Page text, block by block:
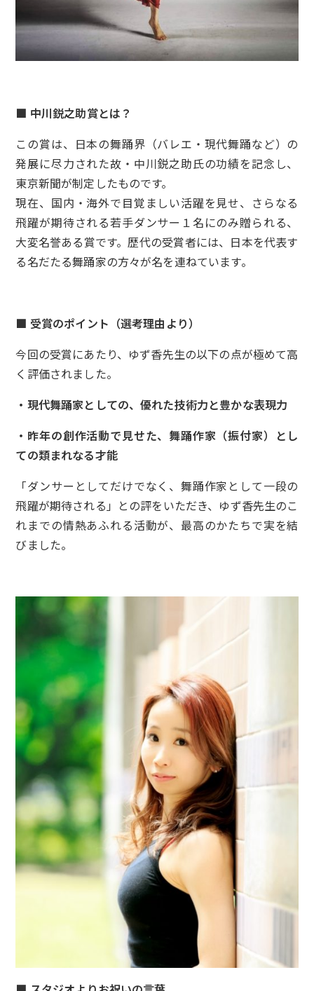
■ 中川鋭之助賞とは？
この賞は、日本の舞踊界（バレエ・現代舞踊など）の
発展に尽力された故・中川鋭之助氏の功績を記念し、
東京新聞が制定したものです。
現在、国内・海外で目覚ましい活躍を見せ、さらなる
飛躍が期待される若手ダンサー１名にのみ贈られる、
大変名誉ある賞です。歴代の受賞者には、日本を代表す
る名だたる舞踊家の方々が名を連ねています。
■ 受賞のポイント（選考理由より）
今回の受賞にあたり、ゆず香先生の以下の点が極めて高
く評価されました。
・現代舞踊家としての、優れた技術力と豊かな表現力
・昨年の創作活動で見せた、舞踊作家（振付家）とし
ての類まれなる才能
「ダンサーとしてだけでなく、舞踊作家として一段の
飛躍が期待される」との評をいただき、ゆず香先生のこ
れまでの情熱あふれる活動が、最高のかたちで実を結
びました。